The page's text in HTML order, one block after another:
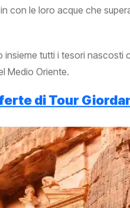
con le loro acque che
insieme tutti i tesori nascosti
Medio Oriente.
di Tour